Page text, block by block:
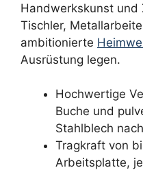
Handwerkskunst und
Tischler,
ambitionierte
Ausrüstung legen.
Hochwertige
Buche und
Stahlblech
Tragkraft von
Arbeitsplatte,